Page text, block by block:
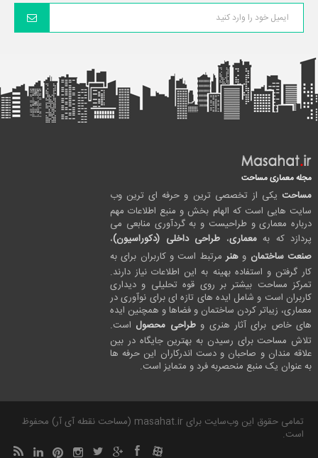
مجله معماری مساحت
مساحت یکی از تخصصی ترین و حرفه ای ترین وب
سایت هایی است که الهام بخش و منبع اطلاعات مهم
درباره معماری و طراحیست و به گردآوری منابعی می
پردازد که بهمعماری، طراحی داخلی (دکوراسیون)،
صنعت ساختمان و هنرمرتبط است و کاربران برای به
کار گرفتن و استفاده بهینه به این اطلاعات نیاز دارند.
تمرکز مساحت بیشتر بر روی قوه تحلیلی و دیداری
کاربران است و شامل ایده های تازه ای برای نوآوری در
معماری، زیباتر کردن ساختمان و فضاها و همچنین ایده
های خاص برای آثار هنری وطراحی محصول است.
تلاش مساحت برای رسیدن به بهترین جایگاه در بین
علاقه مندان و صاحبان و دست اندرکاران این حرفه ها
به عنوان یک منبع منحصربه فرد و متمایز است.
تمامی حقوق این وب‌سایت برای masahat.ir (مساحت نقطه آی آر) محفوظ
است.